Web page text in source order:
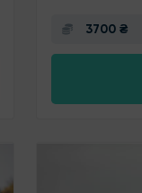
3700 ₴